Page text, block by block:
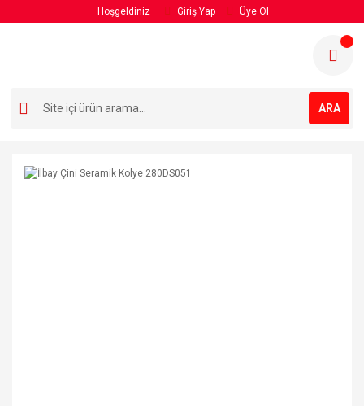
Hoşgeldiniz Giriş Yap Üye Ol
ARA